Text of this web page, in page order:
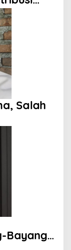
Salah
Bayang